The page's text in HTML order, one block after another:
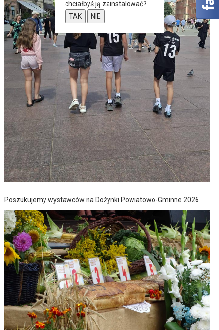
Poszukujemy wystawców na Dożynki Powiatowo-Gminne 2026
chciałbyś ją zainstalować?
TAK
NIE